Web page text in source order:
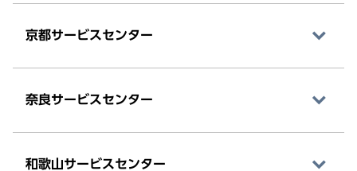
京都サービスセンター
奈良サービスセンター
和歌山サービスセンター